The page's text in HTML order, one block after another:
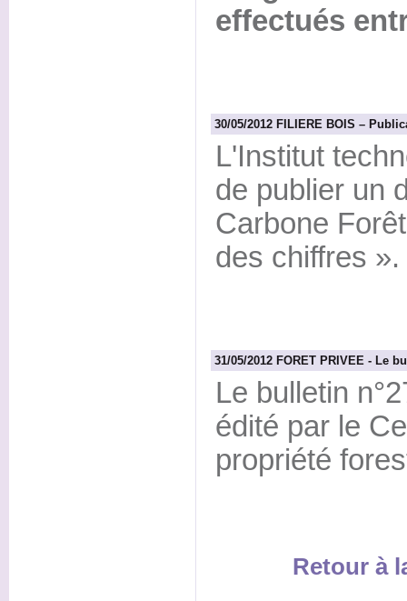
effectués
30/05/2012 FILIERE BOIS –
L'Institut
de publier un
Carbone
des chiffres ».
31/05/2012 FORET PRIVEE - Le
Le bulletin
édité par le
propriété
Retour à